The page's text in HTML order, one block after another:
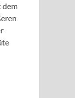
dem